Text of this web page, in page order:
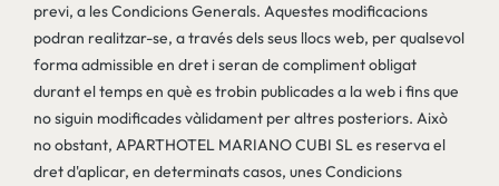
previ, a les Condicions Generals. Aquestes modificacions
podran realitzar-se, a través dels seus llocs web, per qualsevol
forma admissible en dret i seran de compliment obligat
durant el temps en què es trobin publicades a la web i fins que
no siguin modificades vàlidament per altres posteriors. Això
no obstant, APARTHOTEL MARIANO CUBI SL es reserva el
dret d'aplicar, en determinats casos, unes Condicions